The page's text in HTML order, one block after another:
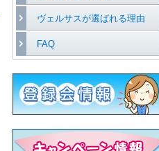
ヴェルサスが選ばれる理由
FAQ